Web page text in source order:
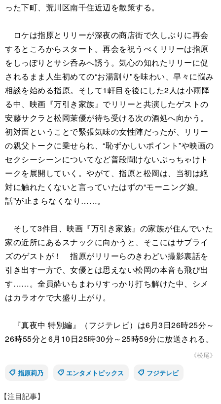
った下町、荒川区南千住近辺を散策する。
ロケは指原とリリーが深夜の商店街で久しぶりに再会
するところからスタート。再会を祝うべくリリーは指原
をしっぽりとサシ呑みへ誘う。気心の知れたリリーに促
されるまま人生初めての“お湯割り”を味わい、早々に悩み
相談を始める指原。そして1軒目を後にした2人は小雨降
る中、映画『万引き家族』でリリーと共演したゲストの
安藤サクラと松岡茉優が待ち受ける次の酒処へ向かう。
初対面ということで緊張気味の女性陣だったが、リリー
の親父トークに乗せられ、“恥ずかしいポイント”や映画の
セクシーシーンについてなど普段聞けないぶっちゃけト
ークを展開していく。やがて、指原と松岡は、当初は絶
対に触れたくないと言っていたはずの“モーニング娘。
話”が止まらなくなり……。
そして3件目、映画『万引き家族』の家族が住んでいた
家の近所にあるスナックに向かうと、そこにはサプライ
ズのゲストが！ 指原がリリーらのきわどい撮影裏話を
引き出す一方で、女優とは思えない松岡の本音も飛び出
す……。全員酔いもまわりすっかり打ち解けた中、シメ
はカラオケで大盛り上がり。
『真夜中 特別編』（フジテレビ）は6月3日26時25分～
26時55分と6月10日25時30分～25時59分に放送される。
《松尾》
指原莉乃
エンタメトピックス フジテレビ
【注目記事】